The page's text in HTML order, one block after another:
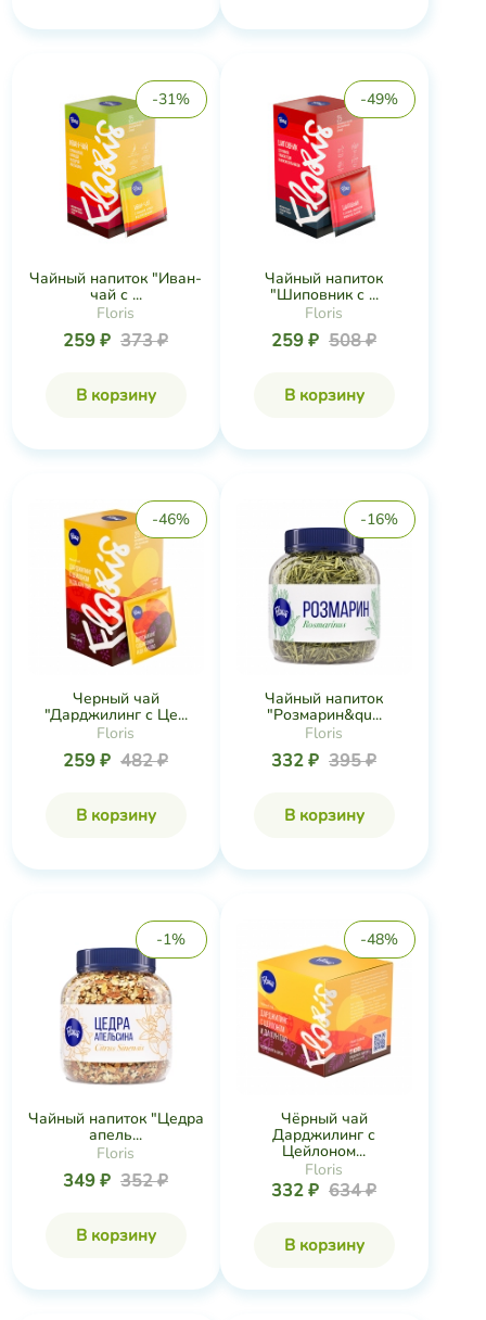
-31%
Чайный напиток "Иван-
чай с ...
Floris
259 ₽ 373 ₽
В корзину
-49%
Чайный напиток
"Шиповник с ...
Floris
259 ₽ 508 ₽
В корзину
-46%
Черный чай
"Дарджилинг с Це...
Floris
259 ₽ 482 ₽
В корзину
-16%
Чайный напиток
"Розмарин&qu...
Floris
332 ₽ 395 ₽
В корзину
-1%
Чайный напиток "Цедра
апель...
Floris
349 ₽ 352 ₽
В корзину
-48%
Чёрный чай
Дарджилинг с
Цейлоном...
Floris
332 ₽ 634 ₽
В корзину